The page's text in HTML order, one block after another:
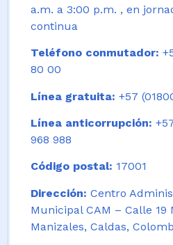
a.m. a 3:00 p.m. , en
continua
Teléfono conmutador:
80 00
Línea gratuita: +57
Línea anticorrupción:
968 988
Código postal: 17001
Dirección: Centro
Municipal CAM – Calle 19
Manizales, Caldas,